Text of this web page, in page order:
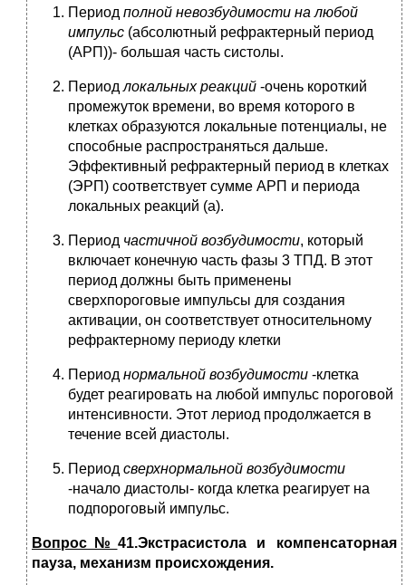
Период полной невозбудимости на любой
импульс (абсолютный рефрактерный период
(АРП))- большая часть систолы.
Период локальных реакций -очень короткий
промежуток времени, во время которого в
клетках образуются локальные потенциалы, не
способные распространяться дальше.
Эффективный рефрактерный период в клетках
(ЭРП) соответствует сумме АРП и периода
локальных реакций (а).
Период частичной возбудимости, который
включает конечную часть фазы 3 ТПД. В этот
период должны быть применены
сверхпороговые импульсы для создания
активации, он соответствует относительному
рефрактерному периоду клетки
Период нормальной возбудимости -клетка
будет реагировать на любой импульс пороговой
интенсивности. Этот лериод продолжается в
течение всей диастолы.
Период сверхнормальной возбудимости
-начало диастолы- когда клетка реагирует на
подпороговый импульс.
Вопрос№ 41.Экстрасистола и компенсаторная
пауза, механизм происхождения.